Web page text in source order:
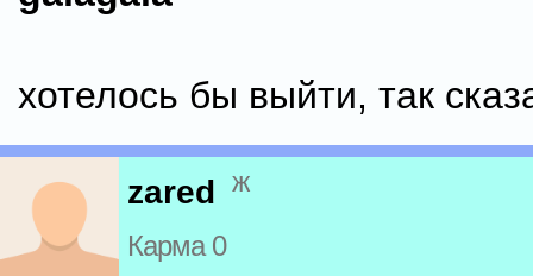
хотелось бы выйти, так
zared ж
Карма 0